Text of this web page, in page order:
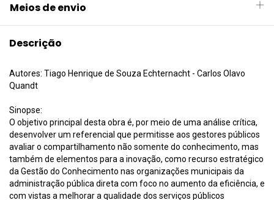
Meios de envio
Descrição
Autores: Tiago Henrique de Souza Echternacht - Carlos Olavo
Quandt
Sinopse:
O objetivo principal desta obra é, por meio de uma análise crítica,
desenvolver um referencial que permitisse aos gestores públicos
avaliar o compartilhamento não somente do conhecimento, mas
também de elementos para a inovação, como recurso estratégico
da Gestão do Conhecimento nas organizações municipais da
administração pública direta com foco no aumento da eficiência, e
com vistas a melhorar a qualidade dos serviços públicos